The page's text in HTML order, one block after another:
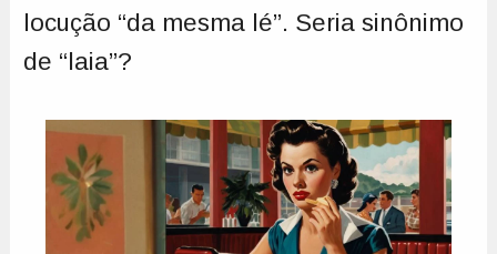
locução “da mesma lé”. Seria sinônimo
de “laia”?